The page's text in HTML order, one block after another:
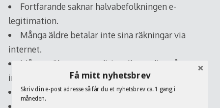
Fortfarande saknar halvabefolkningen e-
legitimation.
Många äldre betalar inte sina räkningar via
internet.
Många söker upp traditionella medier på
internet, men inte så ofta.
Mer internettid på arbetet än hemma.
Få mitt nyhetsbrev
Skriv din e-post adresse så får du et nyhetsbrev ca. 1 gang i
måneden.